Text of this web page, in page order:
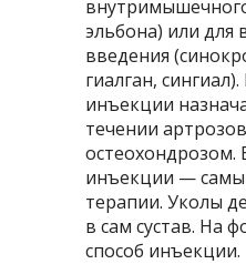
эльбона) или для
введения
гиалган,
инъекции
течении
остеохондрозом.
инъекции —
терапии. Уколы
в сам сустав. На
способ инъекции.